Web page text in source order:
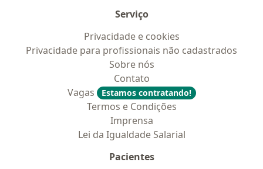
Serviço
Privacidade e cookies
Privacidade para profissionais não cadastrados
Sobre nós
Contato
Vagas
Estamos contratando!
Termos e Condições
Imprensa
Lei da Igualdade Salarial
Pacientes